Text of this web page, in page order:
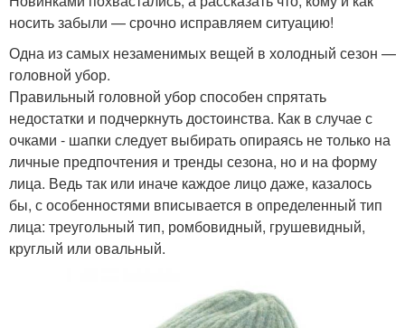
носить забыли — срочно исправляем ситуацию!
Одна из самых незаменимых вещей в холодный сезон —
головной убор.
Правильный головной убор способен спрятать
недостатки и подчеркнуть достоинства. Как в случае с
очками - шапки следует выбирать опираясь не только на
личные предпочтения и тренды сезона, но и на форму
лица. Ведь так или иначе каждое лицо даже, казалось
бы, с особенностями вписывается в определенный тип
лица: треугольный тип, ромбовидный, грушевидный,
круглый или овальный.